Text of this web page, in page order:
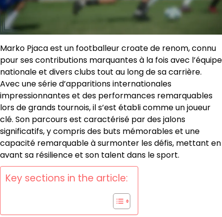
Marko Pjaca est un footballeur croate de renom, connu
pour ses contributions marquantes à la fois avec l’équipe
nationale et divers clubs tout au long de sa carrière.
Avec une série d’apparitions internationales
impressionnantes et des performances remarquables
lors de grands tournois, il s’est établi comme un joueur
clé. Son parcours est caractérisé par des jalons
significatifs, y compris des buts mémorables et une
capacité remarquable à surmonter les défis, mettant en
avant sa résilience et son talent dans le sport.
Key sections in the article: